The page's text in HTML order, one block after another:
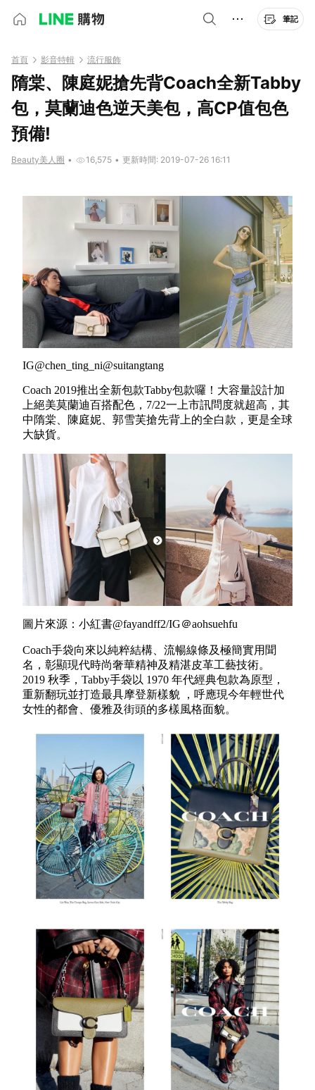
筆記
首頁 影音特輯 流行服飾
隋棠、陳庭妮搶先背Coach全新Tabby
包，莫蘭迪色逆天美包，高CP值包色
預備!
Beauty美人圈 • 16,575 • 更新時間: 2019-07-26 16:11
IG@chen_ting_ni@suitangtang
Coach 2019推出全新包款Tabby包款囉！大容量設計加
上絕美莫蘭迪百搭配色，7/22一上市訊問度就超高，其
中隋棠、陳庭妮、郭雪芙搶先背上的全白款，更是全球
大缺貨。
圖片來源：小紅書@fayandff2/IG＠aohsuehfu
Coach手袋向來以純粹結構、流暢線條及極簡實用聞
名，彰顯現代時尚奢華精神及精湛皮革工藝技術。
2019 秋季，Tabby手袋以 1970 年代經典包款為原型，
重新翻玩並打造最具摩登新樣貌 ，呼應現今年輕世代
女性的都會、優雅及街頭的多樣風格面貌。